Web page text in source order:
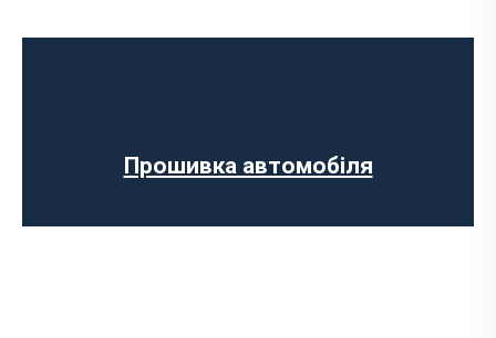
Прошивка автомобіля
Програмне відключення датчика NOX
Комп’ютерна діагностика авто